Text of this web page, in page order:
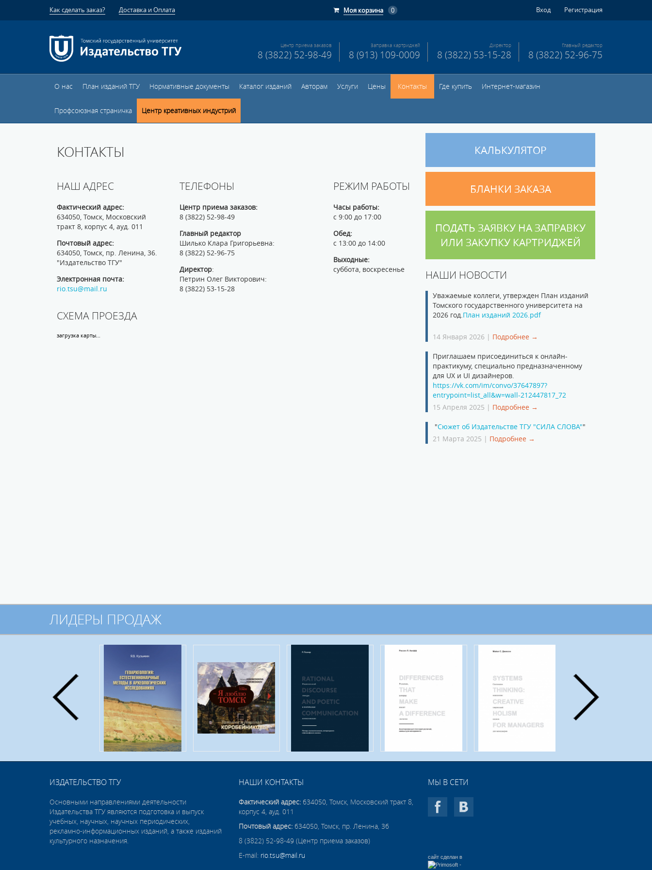
Как сделать заказ? Доставка и Оплата Моя корзина 0 Вход Регистрация
Центр приема заказов
8 (3822) 52-98-49
Заправка картриджей
8 (913) 109-0009
Директор
8 (3822) 53-15-28
Главный редактор
8 (3822) 52-96-75
О нас План изданий ТГУ Нормативные документы Каталог изданий Авторам Услуги Цены Контакты Где купить Интернет-магазин
Профсоюзная страничка Центр креативных индустрий
КОНТАКТЫ
НАШ АДРЕС
Фактический адрес:
634050, Томск, Московский
тракт 8, корпус 4, ауд. 011
Почтовый адрес:
634050, Томск, пр. Ленина, 36.
"Издательство ТГУ"
Электронная почта:
rio.tsu@mail.ru
ТЕЛЕФОНЫ
Центр приема заказов:
8 (3822) 52-98-49
Главный редактор
Шилько Клара Григорьевна:
8 (3822) 52-96-75
Директор:
Петрин Олег Викторович:
8 (3822) 53-15-28
РЕЖИМ РАБОТЫ
Часы работы:
с 9:00 до 17:00
Обед:
с 13:00 до 14:00
Выходные:
суббота, воскресенье
СХЕМА ПРОЕЗДА
загрузка карты...
КАЛЬКУЛЯТОР
БЛАНКИ ЗАКАЗА
ПОДАТЬ ЗАЯВКУ НА ЗАПРАВКУ
ИЛИ ЗАКУПКУ КАРТРИДЖЕЙ
НАШИ НОВОСТИ
Уважаемые коллеги, утвержден План изданий
Томского государственного университета на
2026 год.План изданий 2026.pdf
14 Января 2026 | Подробнее →
Приглашаем присоединиться к онлайн-
практикуму, специально предназначенному
для UX и UI дизайнеров.
https://vk.com/im/convo/37647897?
entrypoint=list_all&w=wall-212447817_72
15 Апреля 2025 | Подробнее →
"Сюжет об Издательстве ТГУ "СИЛА СЛОВА""
21 Марта 2025 | Подробнее →
ЛИДЕРЫ ПРОДАЖ
ИЗДАТЕЛЬСТВО ТГУ
Основными направлениями деятельности
Издательства ТГУ являются подготовка и выпуск
учебных, научных, научных периодических,
рекламно-информационных изданий, а также изданий
культурного назначения.
НАШИ КОНТАКТЫ
Фактический адрес: 634050, Томск, Московский тракт 8,
корпус 4, ауд. 011
Почтовый адрес: 634050, Томск, пр. Ленина, 36
8 (3822) 52-98-49 (Центр приема заказов)
E-mail: rio.tsu@mail.ru
МЫ В СЕТИ
сайт сделан в